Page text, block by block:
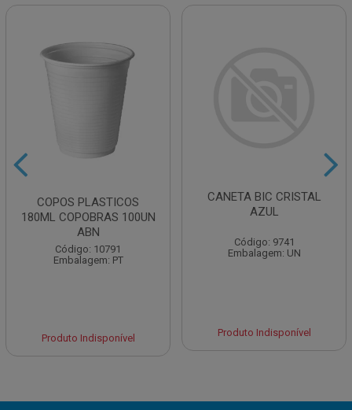
COPOS PLASTICOS
180ML COPOBRAS 100UN
ABN
Código: 10791
Embalagem: PT
Produto Indisponível
CANETA BIC CRISTAL
AZUL
Código: 9741
Embalagem: UN
Produto Indisponível